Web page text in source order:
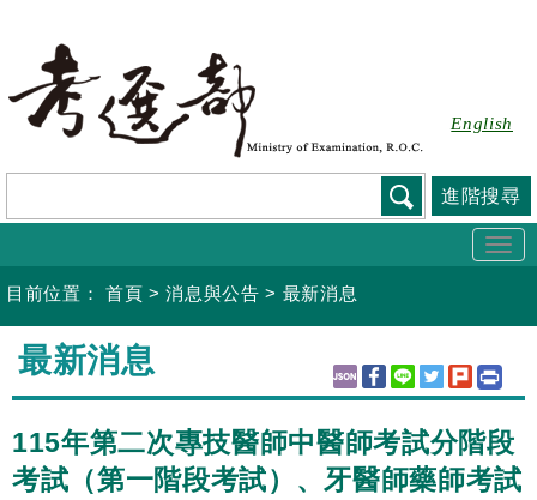
要
容
English
進階搜尋
目前位置： 首頁 >消息與公告 > 最新消息
:::
最新消息
115年第二次專技醫師中醫師考試分階段
考試（第一階段考試）、牙醫師藥師考試